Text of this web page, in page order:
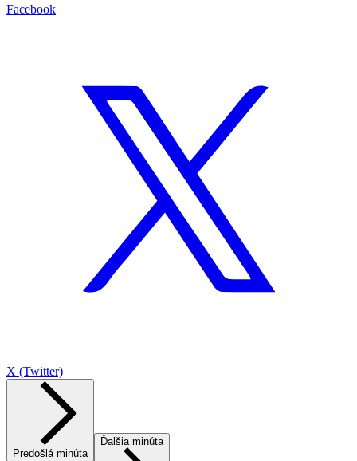
Facebook
X (Twitter)
Predošlá minúta
Ďalšia minúta